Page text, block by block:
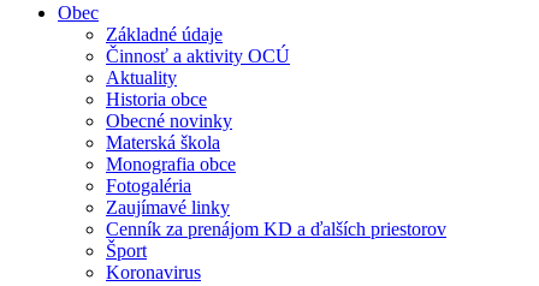
Obec
Základné údaje
Činnosť a aktivity OCÚ
Aktuality
Historia obce
Obecné novinky
Materská škola
Monografia obce
Fotogaléria
Zaujímavé linky
Cenník za prenájom KD a ďalších priestorov
Šport
Koronavirus